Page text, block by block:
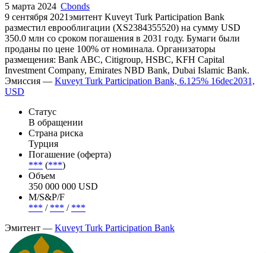
5 марта 2024 Cbonds
9 сентября 2021эмитент Kuveyt Turk Participation Bank
разместил еврооблигации (XS2384355520) на сумму USD
350.0 млн со сроком погашения в 2031 году. Бумаги были
проданы по цене 100% от номинала. Организаторы
размещения: Bank ABC, Citigroup, HSBC, KFH Capital
Investment Company, Emirates NBD Bank, Dubai Islamic Bank.
Эмиссия — Kuveyt Turk Participation Bank, 6.125% 16dec2031,
USD
Статус
В обращении
Страна риска
Турция
Погашение (оферта)
*** (***)
Объем
350 000 000 USD
М/S&P/F
*** / *** / ***
Эмитент — Kuveyt Turk Participation Bank